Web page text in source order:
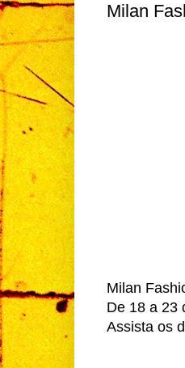
Milan
Milan
De 18 a 23
Assista os